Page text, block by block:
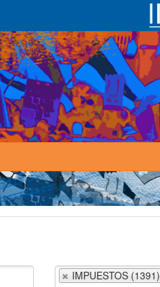
IMPUESTOS (1391)